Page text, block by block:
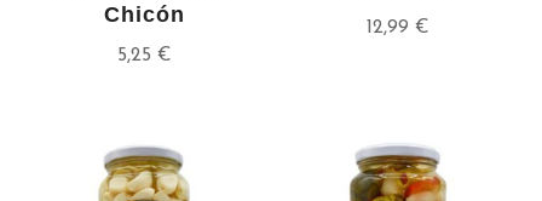
Chicón
5,25 €
12,99 €